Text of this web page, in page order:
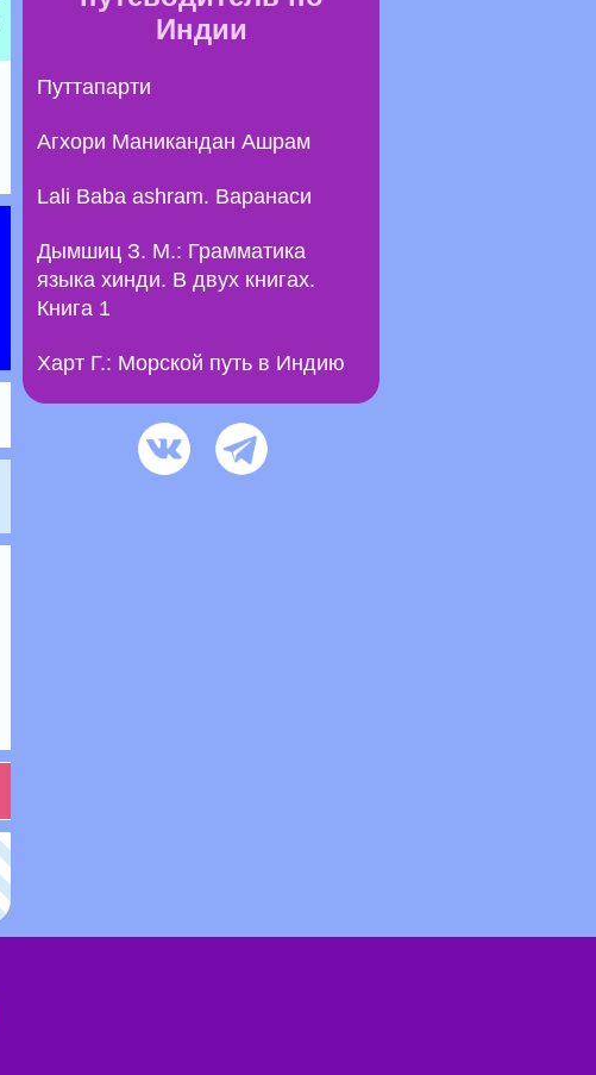
Индии
Путтапарти
Агхори Маникандан Ашрам
Lali Baba ashram. Варанаси
Дымшиц З. М.: Грамматика
языка хинди. В двух книгах.
Книга 1
Харт Г.: Морской путь в Индию